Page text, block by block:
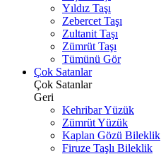
Yıldız Taşı
Zebercet Taşı
Zultanit Taşı
Zümrüt Taşı
Tümünü Gör
Çok Satanlar
Çok Satanlar
Geri
Kehribar Yüzük
Zümrüt Yüzük
Kaplan Gözü Bileklik
Firuze Taşlı Bileklik